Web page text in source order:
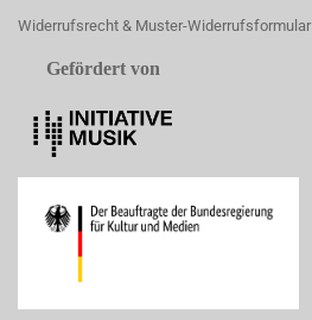
Widerrufsrecht & Muster-Widerrufsformular
Gefördert von